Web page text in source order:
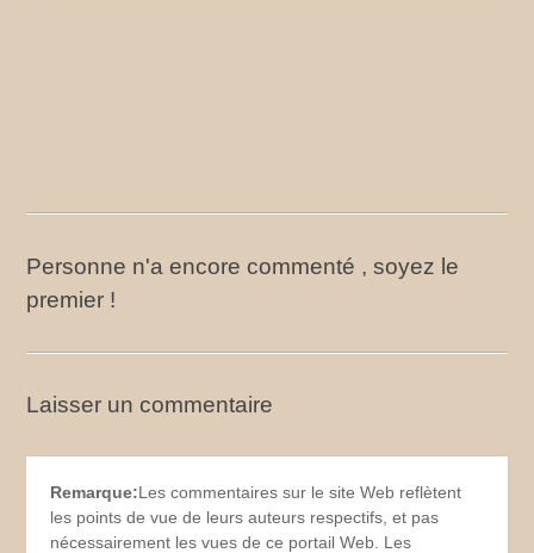
Personne n'a encore commenté , soyez le
premier !
Laisser un commentaire
Remarque:Les commentaires sur le site Web reflètent
les points de vue de leurs auteurs respectifs, et pas
nécessairement les vues de ce portail Web. Les